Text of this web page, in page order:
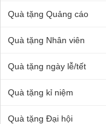
Quà tặng Quảng cáo
Quà tặng Nhân viên
Quà tặng ngày lễ/tết
Quà tặng kỉ niệm
Quà tặng Đại hội